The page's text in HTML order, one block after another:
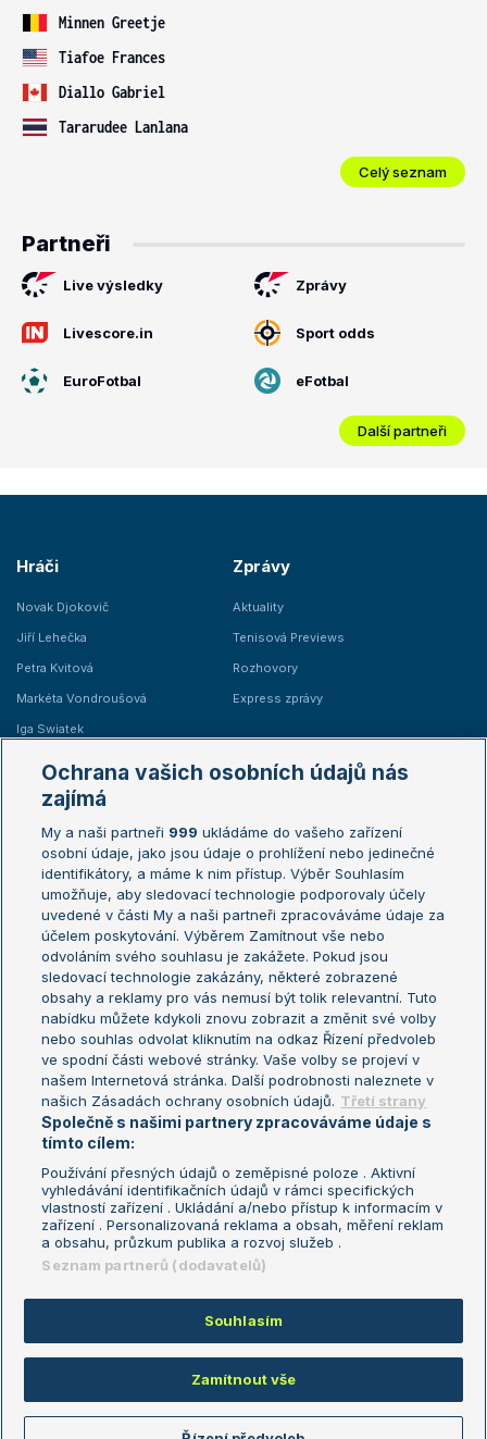
Minnen Greetje
Tiafoe Frances
Diallo Gabriel
Tararudee Lanlana
Celý seznam
Partneři
Live výsledky Zprávy
Livescore.in Sport odds
EuroFotbal eFotbal
Další partneři
Hráči
Novak Djokovič
Jiří Lehečka
Petra Kvitová
Markéta Vondroušová
Iga Swiatek
Zprávy
Aktuality
Tenisová Previews
Rozhovory
Express zprávy
Žebříčky
Žebříček ATP (muži)
Žebříček WTA (ženy)
Sázkařský žebříček
Australian Open
French Open
Wimbledon
US Open
Turnaj mistrů
Turnaj mistryň
Aktualní trendy
Fotbalové přestupy
Livesport Daily
LS Prague Open
Podmínky užití
Nastavení soukromí
GDPR a žurnalistika
Reklama
Kontakt
Informace o zpracování osobních
údajů
Copyright © 2008-2026 TenisPortal.cz. Využíváme zpravodajství ČTK.
Ochrana vašich osobních údajů nás
zajímá
My a naši partneři 999 ukládáme do vašeho zařízení
osobní údaje, jako jsou údaje o prohlížení nebo jedinečné
identifikátory, a máme k nim přístup. Výběr Souhlasím
umožňuje, aby sledovací technologie podporovaly účely
uvedené v části My a naši partneři zpracováváme údaje za
účelem poskytování. Výběrem Zamítnout vše nebo
odvoláním svého souhlasu je zakážete. Pokud jsou
sledovací technologie zakázány, některé zobrazené
obsahy a reklamy pro vás nemusí být tolik relevantní. Tuto
nabídku můžete kdykoli znovu zobrazit a změnit své volby
nebo souhlas odvolat kliknutím na odkaz Řízení předvoleb
ve spodní části webové stránky. Vaše volby se projeví v
našem Internetová stránka. Další podrobnosti naleznete v
našich Zásadách ochrany osobních údajů. Třetí strany
Společně s našimi partnery zpracováváme údaje s
tímto cílem:
Používání přesných údajů o zeměpisné poloze . Aktivní
vyhledávání identifikačních údajů v rámci specifických
vlastností zařízení . Ukládání a/nebo přístup k informacím v
zařízení . Personalizovaná reklama a obsah, měření reklam
a obsahu, průzkum publika a rozvoj služeb .
Seznam partnerů (dodavatelů)
Souhlasím
Zamítnout vše